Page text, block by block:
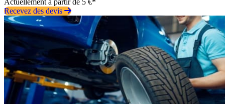
Recevez des devis